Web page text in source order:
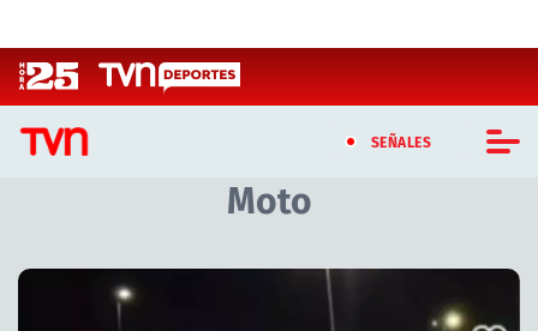
SEÑALES
CASTING MASTERCHEF CHILE
CASTING TVN VERTICAL
Moto
Artículos relacionados con Moto